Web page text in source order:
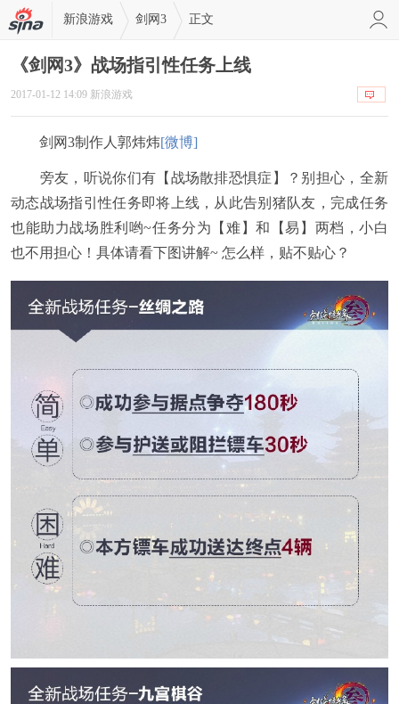
新浪游戏 剑网3 正文
《剑网3》战场指引性任务上线
2017-01-12 14:09 新浪游戏
剑网3制作人郭炜炜[微博]
旁友，听说你们有【战场散排恐惧症】？别担心，全新
动态战场指引性任务即将上线，从此告别猪队友，完成任务
也能助力战场胜利哟~任务分为【难】和【易】两档，小白
也不用担心！具体请看下图讲解~ 怎么样，贴不贴心？